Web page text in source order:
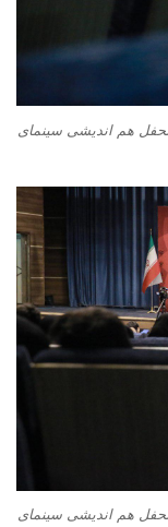
هم اندیشی سینمای
هم اندیشی سینمای